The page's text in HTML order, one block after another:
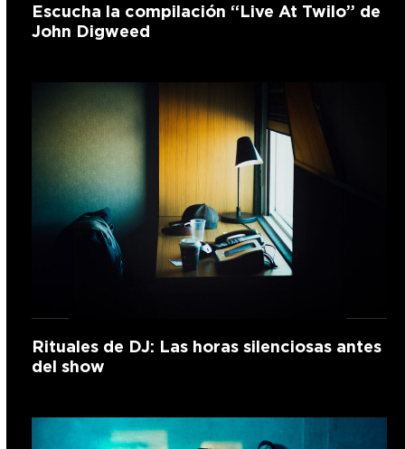
Escucha la compilación “Live At Twilo” de
John Digweed
Rituales de DJ: Las horas silenciosas antes
del show